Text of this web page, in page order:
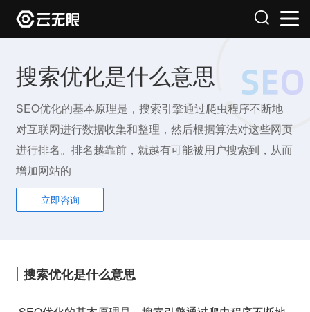
搜索优化是什么意思
SEO优化的基本原理是，搜索引擎通过爬虫程序不断地
对互联网进行数据收集和整理，然后根据算法对这些网页
进行排名。排名越靠前，就越有可能被用户搜索到，从而
增加网站的
立即咨询
搜索优化是什么意思